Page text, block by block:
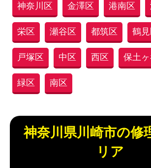
神奈川区 金澤区 港南区
栄区 瀬谷区 都筑区 鶴
戸塚区 中区 西区 保土
緑区 南区
神奈川県川崎市の修
リア